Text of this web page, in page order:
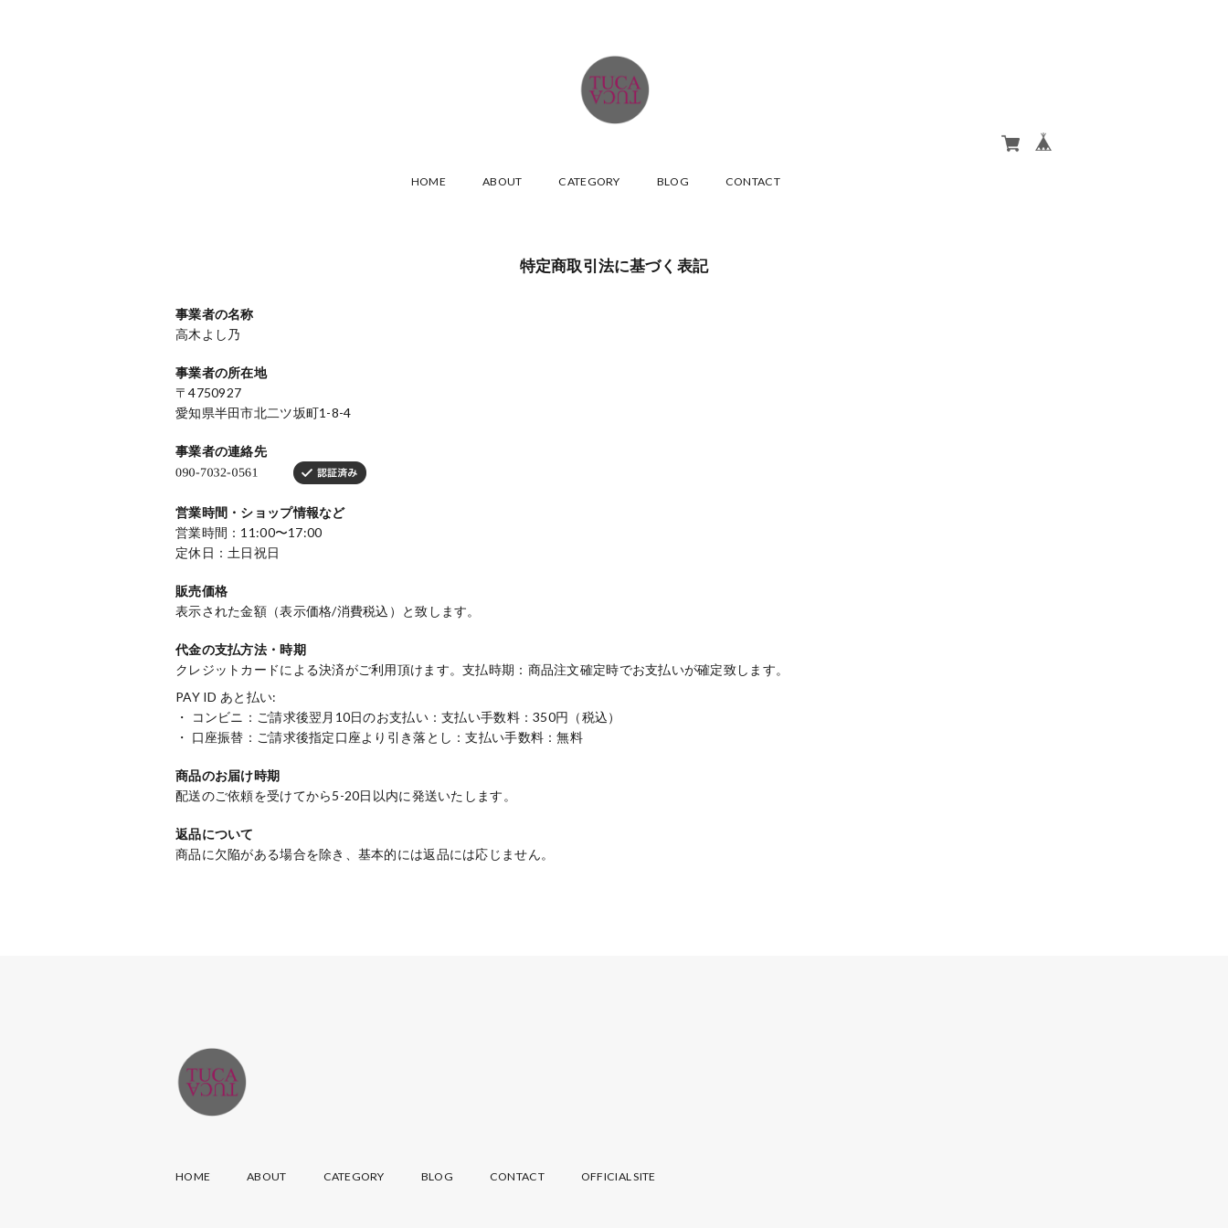
HOME ABOUT CATEGORY BLOG CONTACT
特定商取引法に基づく表記
事業者の名称
高木よし乃
事業者の所在地
〒4750927
愛知県半田市北二ツ坂町1-8-4
事業者の連絡先
営業時間・ショップ情報など
営業時間：11:00〜17:00
定休日：土日祝日
販売価格
表示された金額（表示価格/消費税込）と致します。
代金の支払方法・時期
クレジットカードによる決済がご利用頂けます。支払時期：商品注文確定時でお支払いが確定致します。
PAY ID あと払い:
・ コンビニ：ご請求後翌月10日のお支払い：支払い手数料：350円（税込）
・ 口座振替：ご請求後指定口座より引き落とし：支払い手数料：無料
商品のお届け時期
配送のご依頼を受けてから5-20日以内に発送いたします。
返品について
商品に欠陥がある場合を除き、基本的には返品には応じません。
HOME ABOUT CATEGORY BLOG CONTACT OFFICIAL SITE